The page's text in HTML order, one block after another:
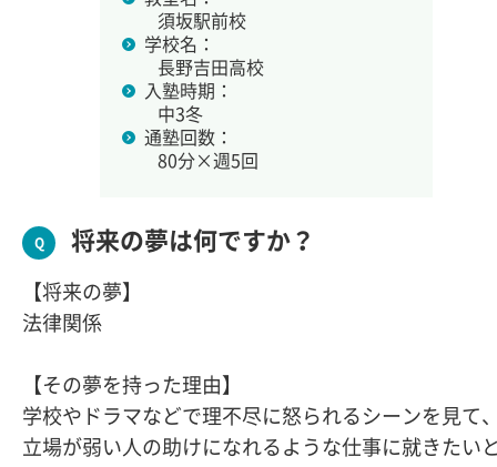
須坂駅前校
学校名：
長野吉田高校
入塾時期：
中3冬
通塾回数：
80分×週5回
将来の夢は何ですか？
【将来の夢】
法律関係
【その夢を持った理由】
学校やドラマなどで理不尽に怒られるシーンを見て
立場が弱い人の助けになれるような仕事に就きたい